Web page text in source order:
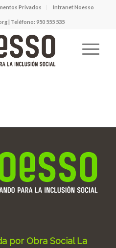
Privados Intranet Noesso
| Teléfono: 950 555 535
por Obra Social La